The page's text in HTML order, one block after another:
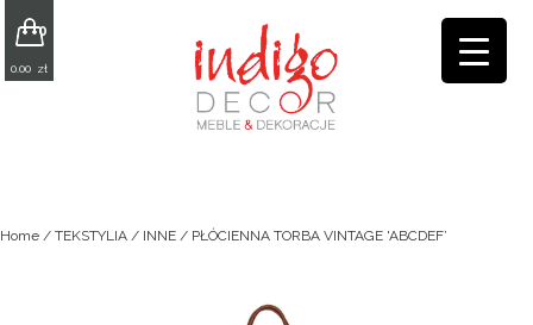
0
0.00 zł
Home / TEKSTYLIA / INNE / PŁÓCIENNA TORBA VINTAGE 'ABCDEF’